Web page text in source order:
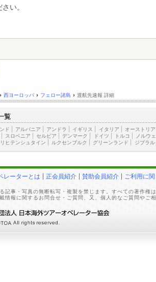
い。
› 西ヨーロッパ › フェロー諸島 › 渡航先速報 詳細
覧
ド アルバニア アンドラ イギリス イタリア オーストリア
スロベニア セルビア デンマーク ドイツ トルコ
ノルウ
リヒテンシュタイン ルクセンブルク グリーンランド ジブラル
レーターとは 正会員紹介 賛助会員紹介 ご利用に
記事・写真の無断転写・複製を禁じます。すべての著作権
情報に関するお問合せ・ご質問、又、個人的なご質問やご